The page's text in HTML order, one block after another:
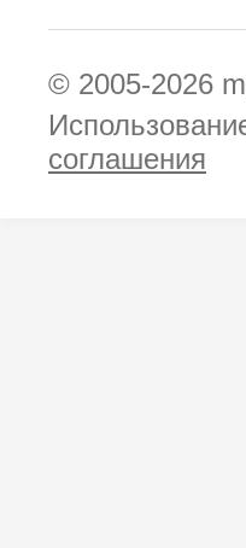
© 2005-2026
соглашения